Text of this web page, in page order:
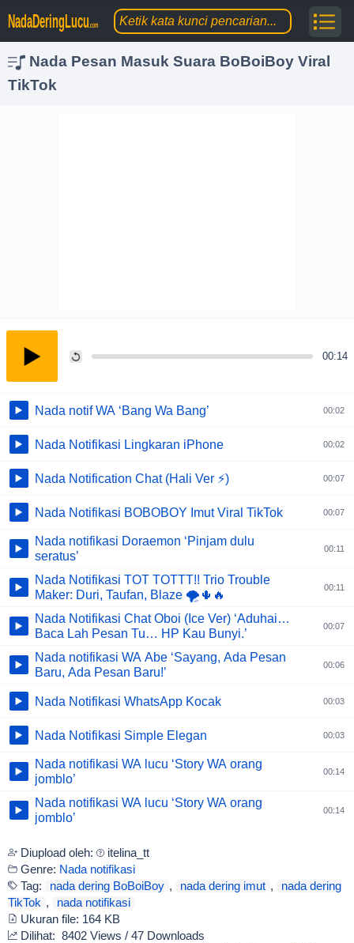
NadaDeringLucu.com
Nada Pesan Masuk Suara BoBoiBoy Viral
TikTok
00:14
Nada notif WA ‘Bang Wa Bang’ 00:02
Nada Notifikasi Lingkaran iPhone 00:02
Nada Notification Chat (Hali Ver ⚡) 00:07
Nada Notifikasi BOBOBOY Imut Viral TikTok 00:07
Nada notifikasi Doraemon ‘Pinjam dulu
seratus’
00:11
Nada Notifikasi TOT TOTTT!! Trio Trouble
Maker: Duri, Taufan, Blaze 🌪️🌵🔥
00:11
Nada Notifikasi Chat Oboi (Ice Ver) ‘Aduhai…
Baca Lah Pesan Tu… HP Kau Bunyi.’
00:07
Nada notifikasi WA Abe ‘Sayang, Ada Pesan
Baru, Ada Pesan Baru!’
00:06
Nada Notifikasi WhatsApp Kocak 00:03
Nada Notifikasi Simple Elegan 00:03
Nada notifikasi WA lucu ‘Story WA orang
jomblo’
00:14
Nada notifikasi WA lucu ‘Story WA orang
jomblo’
00:14
Diupload oleh:
itelina_tt
Genre: Nada notifikasi
Tag:
nada dering BoBoiBoy , nada dering imut ,
nada dering
TikTok ,
nada notifikasi
Ukuran file: 164 KB
Dilihat: 8402 Views / 47 Downloads